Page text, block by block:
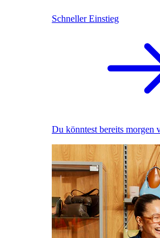
Schneller Einstieg
Du könntest bereits morgen